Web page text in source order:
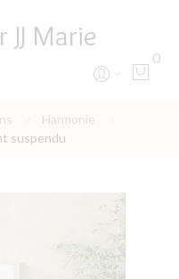
Marie
0
Harmonie
suspendu